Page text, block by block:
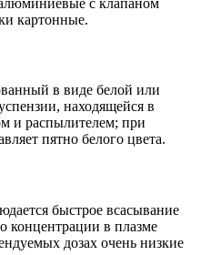
картонные.
в виде белой или
находящейся в
и распылителем; при
пятно белого цвета.
быстрое всасывание
концентрации в плазме
дозах очень низкие